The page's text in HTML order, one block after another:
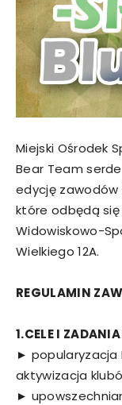
Miejski Ośrodek
Bear Team
edycję zawodów
które odbędą się
Widowiskowo-
Wielkiego 12A.
REGULAMIN
1.CELE I ZADANIA
► popularyzacja
aktywizacja
►